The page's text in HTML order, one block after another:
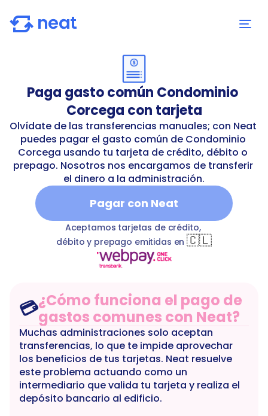
Paga gasto común Condominio
Corcega con tarjeta
Olvídate de las transferencias manuales; con Neat
puedes pagar el gasto común de Condominio
Corcega usando tu tarjeta de crédito, débito o
prepago. Nosotros nos encargamos de transferir
el dinero a la administración.
Pagar con Neat
corcegaTcommonExpensesCondominio
Aceptamos tarjetas de crédito,
débito y prepago emitidas en 🇨🇱
💳¿Cómo funciona el pago de
gastos comunes con Neat?
Muchas administraciones solo aceptan
transferencias, lo que te impide aprovechar
los beneficios de tus tarjetas. Neat resuelve
este problema actuando como un
intermediario que valida tu tarjeta y realiza el
depósito bancario al edificio.